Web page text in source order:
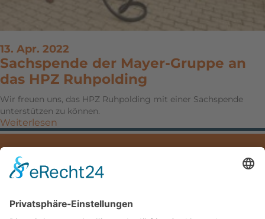
13. Apr. 2022
Sachspende der Mayer-Gruppe an
das HPZ Ruhpolding
Wir freuen uns, das HPZ Ruhpolding mit einer Sachspende
unterstützen zu können.
Weiterlesen
IMPRESSUM
Hauptstraße 5